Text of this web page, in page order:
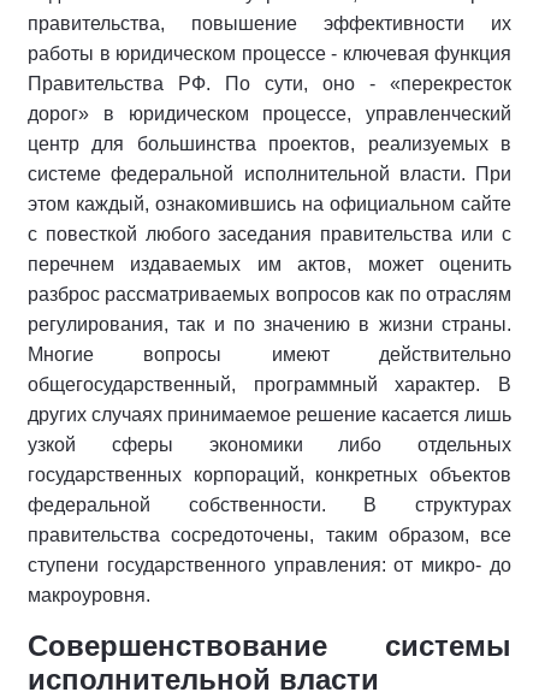
правительства, повышение эффективности их
работы в юридическом процессе - ключевая функция
Правительства РФ. По сути, оно - «перекресток
дорог» в юридическом процессе, управленческий
центр для большинства проектов, реализуемых в
системе федеральной исполнительной власти. При
этом каждый, ознакомившись на официальном сайте
с повесткой любого заседания правительства или с
перечнем издаваемых им актов, может оценить
разброс рассматриваемых вопросов как по отраслям
регулирования, так и по значению в жизни страны.
Многие вопросы имеют действительно
общегосударственный, программный характер. В
других случаях принимаемое решение касается лишь
узкой сферы экономики либо отдельных
государственных корпораций, конкретных объектов
федеральной собственности. В структурах
правительства сосредоточены, таким образом, все
ступени государственного управления: от микро- до
макроуровня.
Совершенствование системы
исполнительной власти